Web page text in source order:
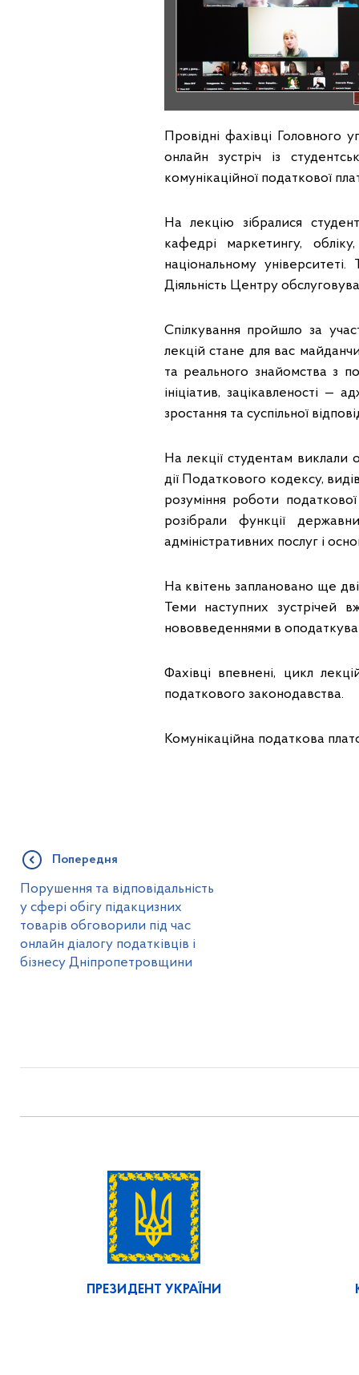
Провідні фахівці
онлайн зустріч із
комунікаційної податкової
На лекцію зібралися
кафедрі маркетингу,
національному
Діяльність Центру
Спілкування пройшло за
лекцій стане для вас
та реального знайомства з
ініціатив, зацікавленості —
зростання та суспільної
На лекції студентам
дії Податкового кодексу,
розуміння роботи
розібрали функції
адміністративних послуг і
На квітень заплановано ще
Теми наступних зустрічей
нововведеннями в
Фахівці впевнені, цикл
податкового законодавства.
Комунікаційна податкова
Попередня
Порушення та відповідальність
у сфері обігу підакцизних
товарів обговорили під час
онлайн діалогу податківців і
бізнесу Дніпропетровщини
ПРЕЗИДЕНТ УКРАЇНИ